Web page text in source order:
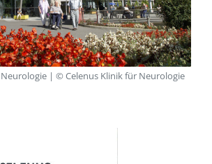
| © Celenus Klinik für Neurologie